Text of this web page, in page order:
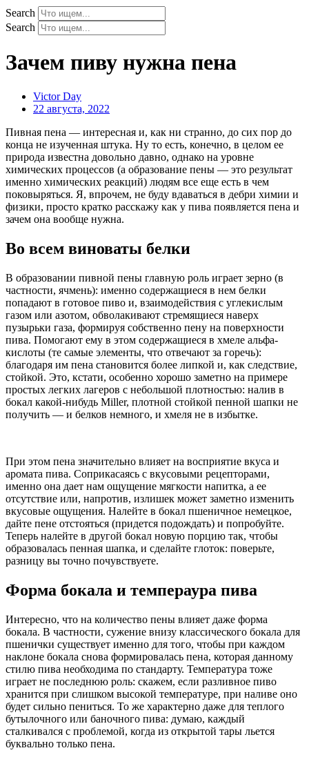
Search
Search
​​Зачем пиву нужна пена
Victor Day
22 августа, 2022
Пивная пена — интересная и, как ни странно, до сих пор до
конца не изученная штука. Ну то есть, конечно, в целом ее
природа известна довольно давно, однако на уровне
химических процессов (а образование пены — это результат
именно химических реакций) людям все еще есть в чем
поковыряться. Я, впрочем, не буду вдаваться в дебри химии и
физики, просто кратко расскажу как у пива появляется пена и
зачем она вообще нужна.
Во всем виноваты белки
В образовании пивной пены главную роль играет зерно (в
частности, ячмень): именно содержащиеся в нем белки
попадают в готовое пиво и, взаимодействия с углекислым
газом или азотом, обволакивают стремящиеся наверх
пузырьки газа, формируя собственно пену на поверхности
пива. Помогают ему в этом содержащиеся в хмеле альфа-
кислоты (те самые элементы, что отвечают за горечь):
благодаря им пена становится более липкой и, как следствие,
стойкой. Это, кстати, особенно хорошо заметно на примере
простых легких лагеров с небольшой плотностью: налив в
бокал какой-нибудь Miller, плотной стойкой пенной шапки не
получить — и белков немного, и хмеля не в избытке.
При этом пена значительно влияет на восприятие вкуса и
аромата пива. Соприкасаясь с вкусовыми рецепторами,
именно она дает нам ощущение мягкости напитка, а ее
отсутствие или, напротив, излишек может заметно изменить
вкусовые ощущения. Налейте в бокал пшеничное немецкое,
дайте пене отстояться (придется подождать) и попробуйте.
Теперь налейте в другой бокал новую порцию так, чтобы
образовалась пенная шапка, и сделайте глоток: поверьте,
разницу вы точно почувствуете.
Форма бокала и темпераура пива
Интересно, что на количество пены влияет даже форма
бокала. В частности, сужение внизу классического бокала для
пшенички существует именно для того, чтобы при каждом
наклоне бокала снова формировалась пена, которая данному
стилю пива необходима по стандарту. Температура тоже
играет не последнюю роль: скажем, если разливное пиво
хранится при слишком высокой температуре, при наливе оно
будет сильно пениться. То же характерно даже для теплого
бутылочного или баночного пива: думаю, каждый
сталкивался с проблемой, когда из открытой тары льется
буквально только пена.